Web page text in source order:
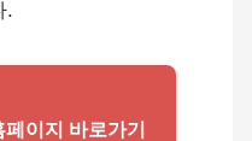
.
이지 바로가기